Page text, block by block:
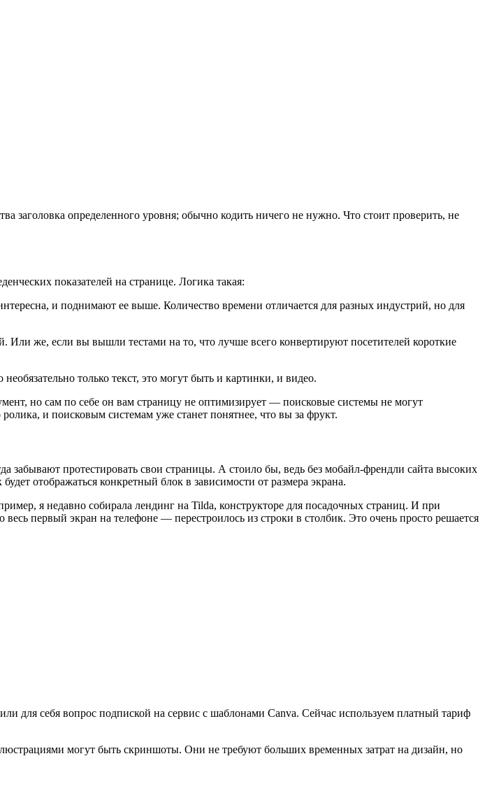
заголовка определенного уровня; обычно кодить ничего не нужно. Что стоит проверить, не
показателей на странице. Логика такая:
и поднимают ее выше. Количество времени отличается для разных индустрий, но для
же, если вы вышли тестами на то, что лучше всего конвертируют посетителей короткие
только текст, это могут быть и картинки, и видео.
но сам по себе он вам страницу не оптимизирует — поисковые системы не могут
и поисковым системам уже станет понятнее, что вы за фрукт.
протестировать свои страницы. А стоило бы, ведь без мобайл-френдли сайта высоких
отображаться конкретный блок в зависимости от размера экрана.
я недавно собирала лендинг на Tilda, конструкторе для посадочных страниц. И при
первый экран на телефоне — перестроилось из строки в столбик. Это очень просто решается
для себя вопрос подпиской на сервис с шаблонами Canva. Сейчас используем платный тариф
могут быть скриншоты. Они не требуют больших временных затрат на дизайн, но